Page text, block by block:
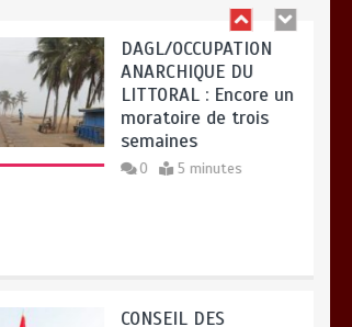
DAGL/OCCUPATION ANARCHIQUE
DU LITTORAL : Encore un
moratoire de trois semaines
DAGL/OCCUPATION
ANARCHIQUE DU
LITTORAL : Encore un
moratoire de trois
semaines
0 5 minutes
MINISTRES DU 04